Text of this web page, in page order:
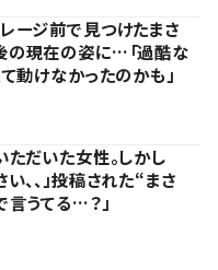
ージ前で見つけたまさ
現在の姿に…「過酷な
動けなかったのかも」
だいた女性。しかし
、、」投稿された“まさ
うてる…？」